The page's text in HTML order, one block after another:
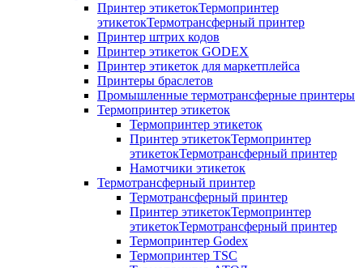
Принтер этикетокТермопринтер
этикетокТермотрансферный принтер
Принтер штрих кодов
Принтер этикеток GODEX
Принтер этикеток для маркетплейса
Принтеры браслетов
Промышленные термотрансферные принтеры
Термопринтер этикеток
Термопринтер этикеток
Принтер этикетокТермопринтер
этикетокТермотрансферный принтер
Намотчики этикеток
Термотрансферный принтер
Термотрансферный принтер
Принтер этикетокТермопринтер
этикетокТермотрансферный принтер
Термопринтер Godex
Термопринтер TSC